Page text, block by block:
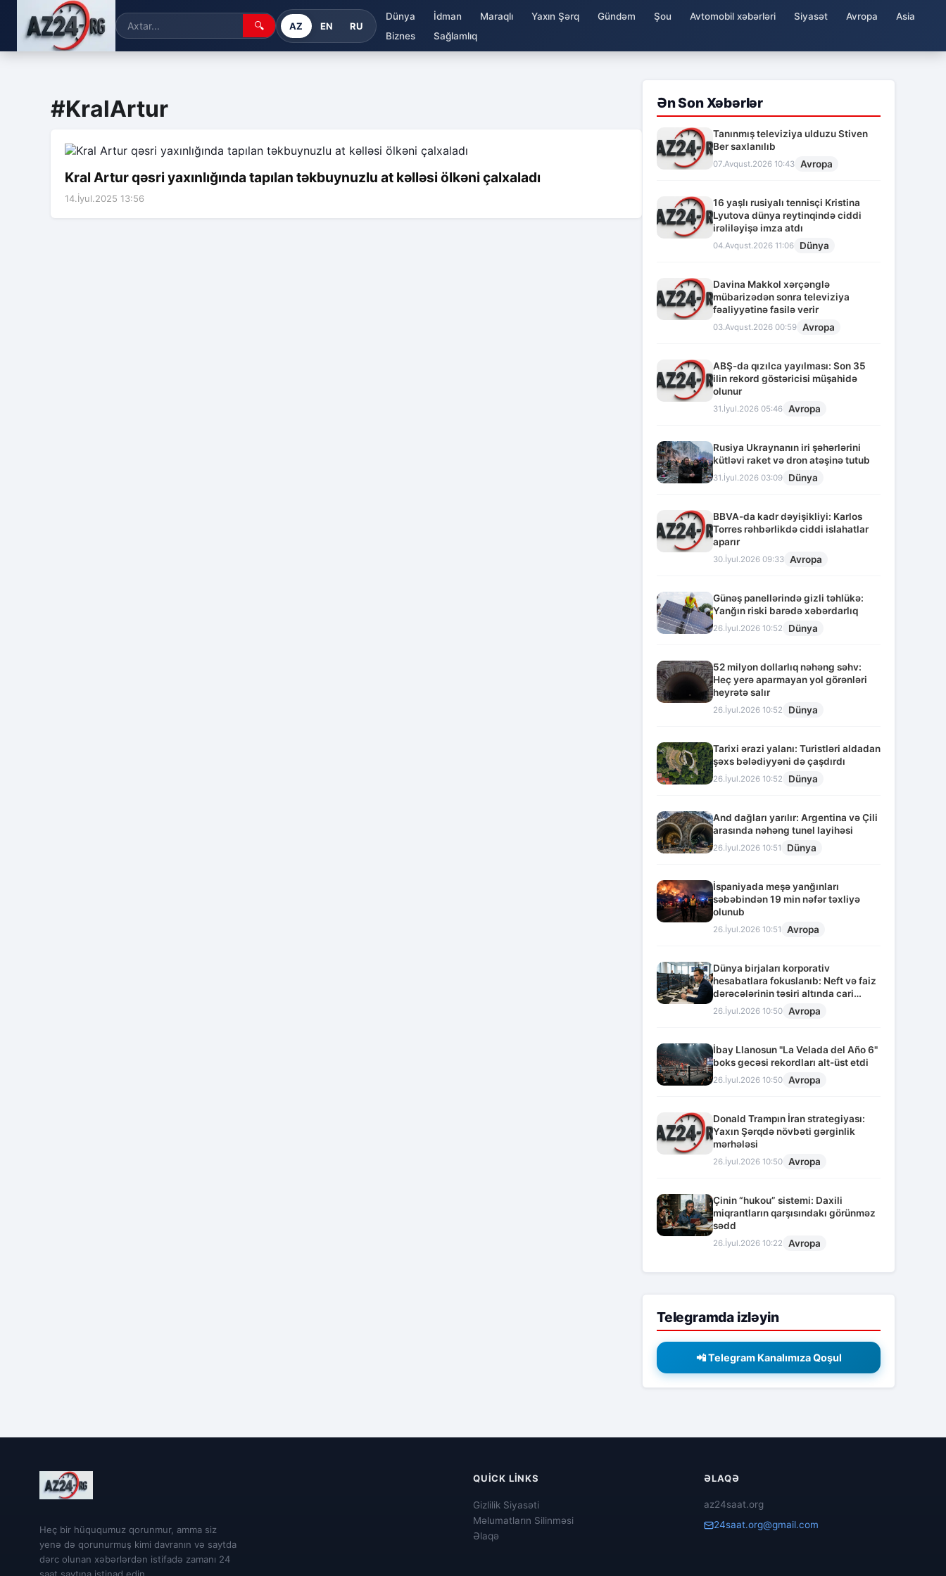
🔍 AZ EN RU
Dünya İdman Maraqlı Yaxın Şərq Gündəm Şou Avtomobil xəbərləri Siyasət Avropa
Asia
Biznes
Sağlamlıq
#KralArtur
Kral Artur qəsri yaxınlığında tapılan təkbuynuzlu at kəlləsi ölkəni çalxaladı
14.İyul.2025 13:56
Ən Son Xəbərlər
Tanınmış televiziya ulduzu Stiven
Ber saxlanılıb
07.Avqust.2026 10:43 Avropa
16 yaşlı rusiyalı tennisçi Kristina
Lyutova dünya reytinqində ciddi
irəliləyişə imza atdı
04.Avqust.2026 11:06 Dünya
Davina Makkol xərçənglə
mübarizədən sonra televiziya
fəaliyyətinə fasilə verir
03.Avqust.2026 00:59 Avropa
ABŞ-da qızılca yayılması: Son 35
ilin rekord göstəricisi müşahidə
olunur
31.İyul.2026 05:46 Avropa
Rusiya Ukraynanın iri şəhərlərini
kütləvi raket və dron atəşinə tutub
31.İyul.2026 03:09 Dünya
BBVA-da kadr dəyişikliyi: Karlos
Torres rəhbərlikdə ciddi islahatlar
aparır
30.İyul.2026 09:33 Avropa
Günəş panellərində gizli təhlükə:
Yanğın riski barədə xəbərdarlıq
26.İyul.2026 10:52 Dünya
52 milyon dollarlıq nəhəng səhv:
Heç yerə aparmayan yol görənləri
heyrətə salır
26.İyul.2026 10:52 Dünya
Tarixi ərazi yalanı: Turistləri aldadan
şəxs bələdiyyəni də çaşdırdı
26.İyul.2026 10:52 Dünya
And dağları yarılır: Argentina və Çili
arasında nəhəng tunel layihəsi
26.İyul.2026 10:51 Dünya
İspaniyada meşə yanğınları
səbəbindən 19 min nəfər təxliyə
olunub
26.İyul.2026 10:51 Avropa
Dünya birjaları korporativ
hesabatlara fokuslanıb: Neft və faiz
dərəcələrinin təsiri altında cari
vəziyyət
26.İyul.2026 10:50 Avropa
İbay Llanosun "La Velada del Año 6"
boks gecəsi rekordları alt-üst etdi
26.İyul.2026 10:50 Avropa
Donald Trampın İran strategiyası:
Yaxın Şərqdə növbəti gərginlik
mərhələsi
26.İyul.2026 10:50 Avropa
Çinin “hukou” sistemi: Daxili
miqrantların qarşısındakı görünməz
sədd
26.İyul.2026 10:22 Avropa
Telegramda izləyin
📲 Telegram Kanalımıza Qoşul
Heç bir hüququmuz qorunmur, amma siz
yenə də qorunurmuş kimi davranın və saytda
dərc olunan xəbərlərdən istifadə zamanı 24
QUICK LINKS
Gizlilik Siyasəti
Məlumatların Silinməsi
Əlaqə
ƏLAQƏ
az24saat.org
24saat.org@gmail.com